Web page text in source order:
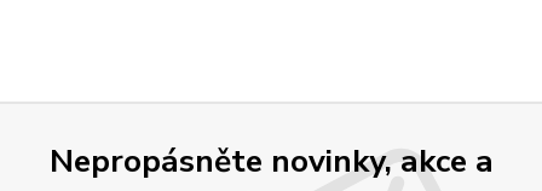
Nepropásněte novinky, akce a